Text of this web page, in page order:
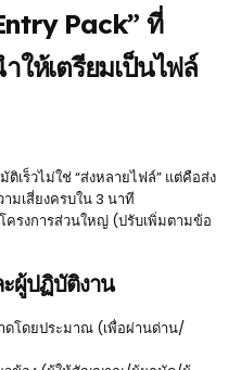
Pack” ที่
ห้เตรียมเป็นไฟล์
ติเร็วไม่ใช่ “ส่งหลายไฟล์” แต่คือส่ง
มเสี่ยงครบใน 3 นาที
ครงการส่วนใหญ่ (ปรับเพิ่มตามข้อ
ผู้ปฏิบัติงาน
โดยประมาณ (เพื่อผ่านด่าน/